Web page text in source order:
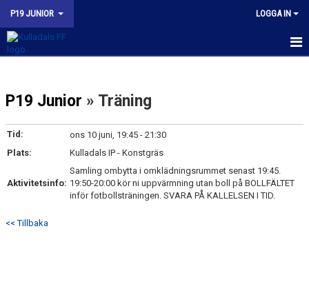
P19 JUNIOR LOGGA IN
NYHETER
KALENDER
MATCHER
TRUPPEN
BILDGALLERI
P19 Junior » Träning
Tid:
ons 10 juni, 19:45 - 21:30
Plats:
Kulladals IP - Konstgräs
Aktivitetsinfo:
Samling ombytta i omklädningsrummet senast 19:45.
19:50-20:00 kör ni uppvärmning utan boll på BOLLFÄLTET
inför fotbollsträningen. SVARA PÅ KALLELSEN I TID.
<< Tillbaka